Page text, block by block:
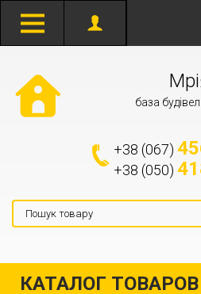
база
+38 (067)
+38 (050)
КАТАЛОГ ТОВАРОВ